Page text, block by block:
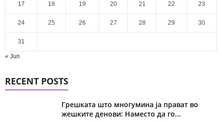
17 18 19 20 21 22 23
24 25 26 27 28 29 30
31
« Jun
RECENT POSTS
Грешката што многумина ја прават во
жешките денови: Наместо да го...